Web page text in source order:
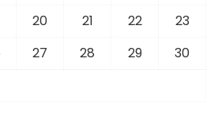
20 21 22
23
27 28 29
30